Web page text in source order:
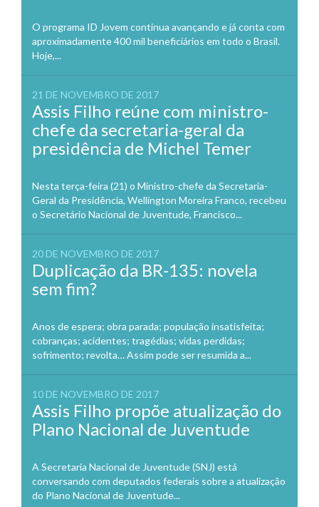
O programa ID Jovem continua avançando e já conta com
aproximadamente 400 mil beneficiários em todo o Brasil.
Hoje,...
21 DE NOVEMBRO DE 2017
Assis Filho reúne com ministro-
chefe da secretaria-geral da
presidência de Michel Temer
Nesta terça-feira (21) o Ministro-chefe da Secretaria-
Geral da Presidência, Wellington Moreira Franco, recebeu
o Secretário Nacional de Juventude, Francisco...
20 DE NOVEMBRO DE 2017
Duplicação da BR-135: novela
sem fim?
Anos de espera; obra parada; população insatisfeita;
cobranças; acidentes; tragédias; vidas perdidas;
sofrimento; revolta… Assim pode ser resumida a...
10 DE NOVEMBRO DE 2017
Assis Filho propõe atualização do
Plano Nacional de Juventude
A Secretaria Nacional de Juventude (SNJ) está
conversando com deputados federais sobre a atualização
do Plano Nacional de Juventude...